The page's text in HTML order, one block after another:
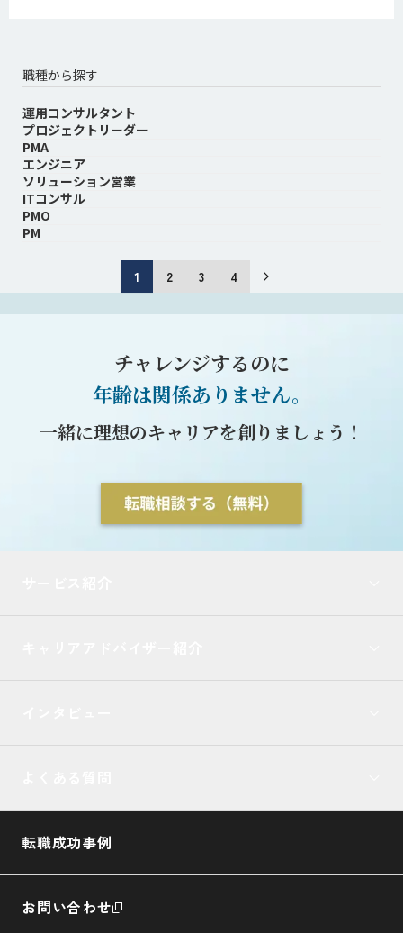
職種から探す
運用コンサルタント
プロジェクトリーダー
PMA
エンジニア
ソリューション営業
ITコンサル
PMO
PM
1 2 3 4
チャレンジするのに
年齢は関係ありません。
一緒に理想のキャリアを創りましょう！
転職成功事例
お問い合わせ